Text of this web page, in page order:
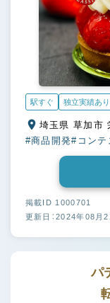
駅すぐ 独立実績あり
#商品開発#コンテ
掲載ID 1000701
更新日：2024年08月
パ